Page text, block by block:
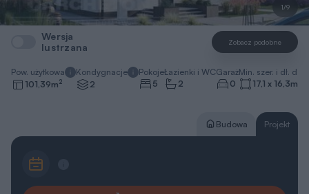
1/9
Wersja
lustrzana
Zobacz podobne
Pow. użytkowa
101,39m2
Kondygnacje
2
Pokoje
5
Łazienki i WC
2
Garaż
0
Min. szer. i dł.
17,1 x 16,3m
Budowa Projekt